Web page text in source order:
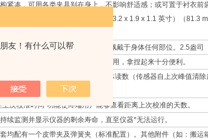
友！有什么可以帮
紧凑，可用各类夹具别在身上，不影响舒适感；或可置于衬衣前
感器不会被口袋遮掩而影响性能。（3.2 x 1.9 x 1.1 英寸）（81.3
备仅重2.5盎司（72克），可舒适佩戴于身体任何部位。2.5盎司
保护作用的橡胶填充物使设备极为耐用，拿捏起来十分便利。
仪器可持续检测，同时保持zui高气体读数（传感器自上次峰值清
体）在场地内的可见度。
上次校准时间”功能使终端用户能够查看距离上次校准的天数。
续监测并显示仪器的剩余寿命，直至仪器*无法运行。
均配有一个皮带夹及弹簧夹（标准配置）。其他附件（如：搬运